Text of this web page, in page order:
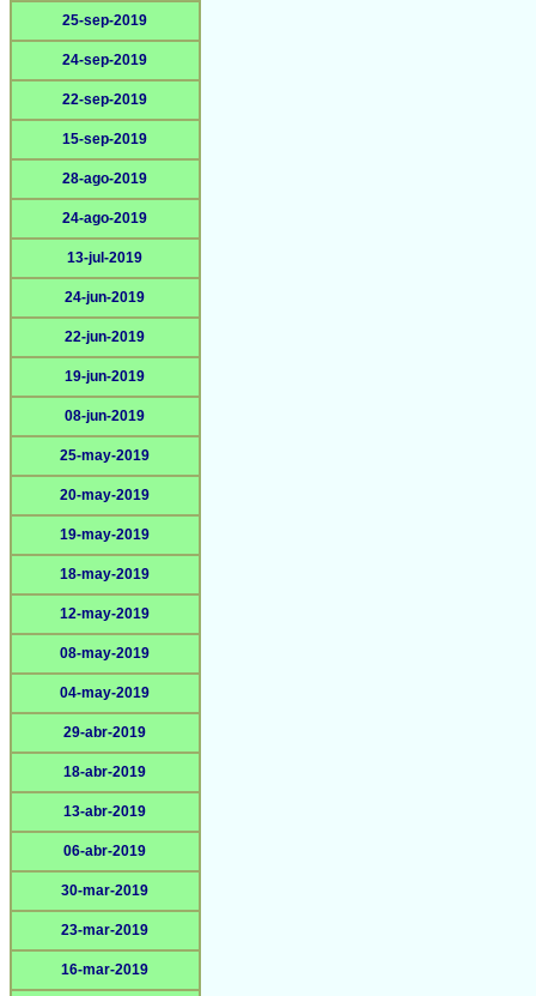
25-sep-2019
24-sep-2019
22-sep-2019
15-sep-2019
28-ago-2019
24-ago-2019
13-jul-2019
24-jun-2019
22-jun-2019
19-jun-2019
08-jun-2019
25-may-2019
20-may-2019
19-may-2019
18-may-2019
12-may-2019
08-may-2019
04-may-2019
29-abr-2019
18-abr-2019
13-abr-2019
06-abr-2019
30-mar-2019
23-mar-2019
16-mar-2019